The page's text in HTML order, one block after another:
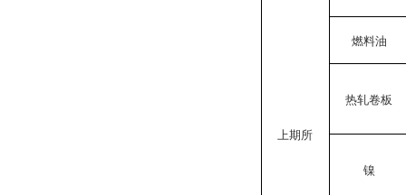
上期所
燃料油
热轧卷板
镍